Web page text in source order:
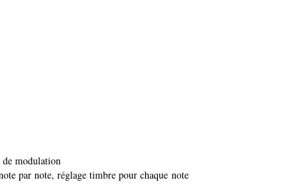
modulation
par note, réglage timbre pour chaque note